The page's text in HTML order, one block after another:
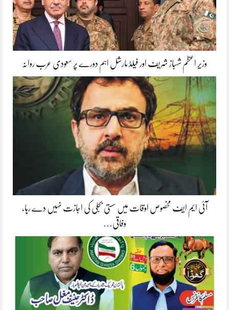
وزیر اعظم شہباز شریف اور فیلڈ مارشل اہم دورے پر سعودی عرب روانہ
آئی ایم ایف مخصوص اوقات میں سستی بجلی کی اجازت نہیں دے رہا،
وفاقی…